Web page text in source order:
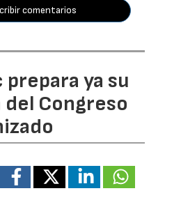
comentarios
ya su
Congreso